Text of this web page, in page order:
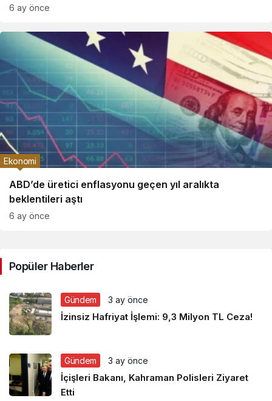
6 ay önce
ABD’de üretici enflasyonu geçen yıl aralıkta
beklentileri aştı
Ekonomi
6 ay önce
Popüler Haberler
Gündem 3 ay önce
İzinsiz Hafriyat İşlemi: 9,3 Milyon TL Ceza!
Gündem 3 ay önce
İçişleri Bakanı, Kahraman Polisleri Ziyaret
Etti